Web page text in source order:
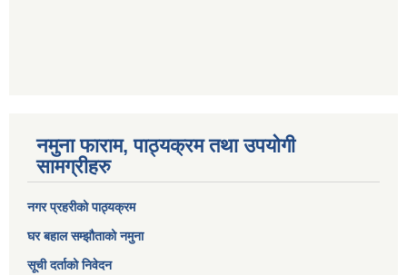
नमुना फाराम, पाठ्यक्रम तथा उपयोगी
सामग्रीहरु
नगर प्रहरीको पाठ्यक्रम
घर बहाल सम्झौताको नमुना
सूची दर्ताको निवेदन